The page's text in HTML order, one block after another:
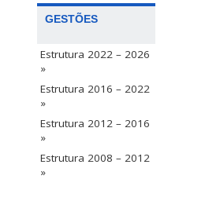
GESTÕES
Estrutura 2022 – 2026
»
Estrutura 2016 – 2022
»
Estrutura 2012 – 2016
»
Estrutura 2008 – 2012
»